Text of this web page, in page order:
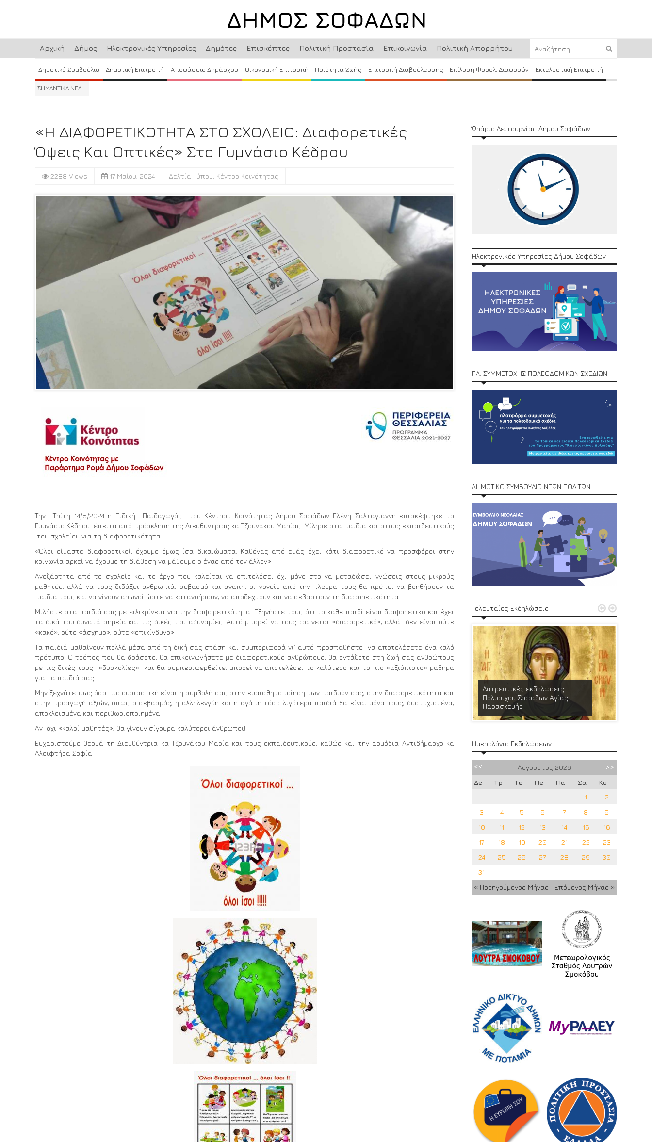
Αρχική Δήμος Ηλεκτρονικές Υπηρεσίες Δημότες Επισκέπτες Πολιτική Προστασία Επικοινωνία Πολιτική Απορρήτου
Δημοτικό Συμβούλιο Δημοτική Επιτροπή Αποφάσεις Δημάρχου Οικονομική Επιτροπή Ποιότητα Ζωής Επιτροπή Διαβούλευσης Επίλυση Φορολ. Διαφορών Εκτελεστική Επιτροπή
ΣΗΜΑΝΤΙΚΑ ΝΕΑ
...
«Η ΔΙΑΦΟΡΕΤΙΚΟΤΗΤΑ ΣΤΟ ΣΧΟΛΕΙΟ: Διαφορετικές
Όψεις Και Οπτικές» Στο Γυμνάσιο Κέδρου
2288 Views 17 Μαΐου, 2024 Δελτία Τύπου, Κέντρο Κοινότητας
Την Τρίτη 14/5/2024 η Ειδική Παιδαγωγός του Κέντρου Κοινότητας Δήμου Σοφάδων Ελένη Σαλταγιάννη επισκέφτηκε το
Γυμνάσιο Κέδρου έπειτα από πρόσκληση της Διευθύντριας κα Τζουνάκου Μαρίας. Μίλησε στα παιδιά και στους εκπαιδευτικούς
του σχολείου για τη διαφορετικότητα.
«Όλοι είμαστε διαφορετικοί, έχουμε όμως ίσα δικαιώματα. Καθένας από εμάς έχει κάτι διαφορετικό να προσφέρει στην
κοινωνία αρκεί να έχουμε τη διάθεση να μάθουμε ο ένας από τον άλλον».
Ανεξάρτητα από το σχολείο και το έργο που καλείται να επιτελέσει όχι μόνο στο να μεταδώσει γνώσεις στους μικρούς
μαθητές, αλλά να τους διδάξει ανθρωπιά, σεβασμό και αγάπη, οι γονείς από την πλευρά τους θα πρέπει να βοηθήσουν τα
παιδιά τους και να γίνουν αρωγοί ώστε να κατανοήσουν, να αποδεχτούν και να σεβαστούν τη διαφορετικότητα.
Μιλήστε στα παιδιά σας με ειλικρίνεια για την διαφορετικότητα. Εξηγήστε τους ότι το κάθε παιδί είναι διαφορετικό και έχει
τα δικά του δυνατά σημεία και τις δικές του αδυναμίες. Αυτό μπορεί να τους φαίνεται «διαφορετικό», αλλά δεν είναι ούτε
«κακό», ούτε «άσχημο», ούτε «επικίνδυνο».
Τα παιδιά μαθαίνουν πολλά μέσα από τη δική σας στάση και συμπεριφορά γι’ αυτό προσπαθήστε να αποτελέσετε ένα καλό
πρότυπο. Ο τρόπος που θα δράσετε, θα επικοινωνήσετε με διαφορετικούς ανθρώπους, θα εντάξετε στη ζωή σας ανθρώπους
με τις δικές τους «δυσκολίες» και θα συμπεριφερθείτε, μπορεί να αποτελέσει το καλύτερο και το πιο «αξιόπιστο» μάθημα
για τα παιδιά σας.
Μην ξεχνάτε πως όσο πιο ουσιαστική είναι η συμβολή σας στην ευαισθητοποίηση των παιδιών σας, στην διαφορετικότητα και
στην προαγωγή αξιών, όπως ο σεβασμός, η αλληλεγγύη και η αγάπη τόσο λιγότερα παιδιά θα είναι μόνα τους, δυστυχισμένα,
αποκλεισμένα και περιθωριοποιημένα.
Αν όχι «καλοί μαθητές», θα γίνουν σίγουρα καλύτεροι άνθρωποι!
Ευχαριστούμε θερμά τη Διευθύντρια κα Τζουνάκου Μαρία και τους εκπαιδευτικούς, καθώς και την αρμόδια Αντιδήμαρχο κα
Αλειφτήρα Σοφία.
Ώράριο Λειτουργίας Δήμου Σοφάδων
Ηλεκτρονικές Υπηρεσίες Δήμου Σοφάδων
ΠΛ. ΣΥΜΜΕΤΟΧΗΣ ΠΟΛΕΟΔΟΜΙΚΩΝ ΣΧΕΔΙΩΝ
ΔΗΜΟΤΙΚΟ ΣΥΜΒΟΥΛΙΟ ΝΕΩΝ ΠΟΛΙΤΩΝ
Τελευταίες Εκδηλώσεις
Εθελοντική Αιμοδοσία Τρίτη
11/6/2024
Λατρευτικές εκδηλώσεις
Πολιούχου Σοφάδων Αγίας
Παρασκευής
 
Ημερολόγιο Εκδηλώσεων
Αύγουστος 2026
Δε
Τρ Τε Πε Πα Σα
Κυ
1
2
3
4 5 6 7 8
9
10
11 12 13 14 15
16
17
18 19 20 21 22
23
24
25 26 27 28 29
30
31
« Προηγούμενος Μήνας
Επόμενος Μήνας »